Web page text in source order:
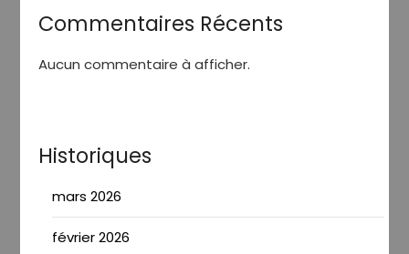
Commentaires Récents
Aucun commentaire à afficher.
Historiques
mars 2026
février 2026